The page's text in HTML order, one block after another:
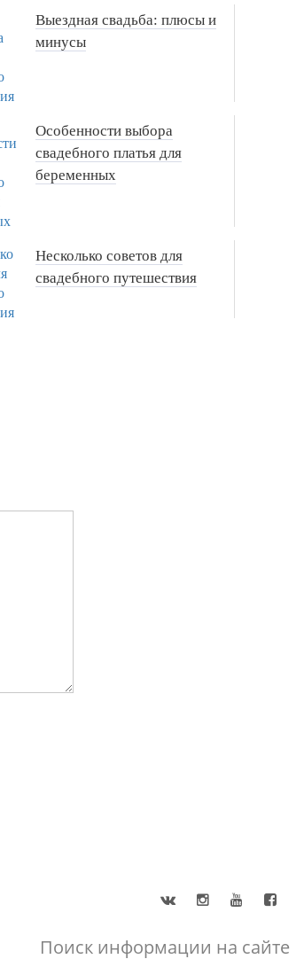
Выездная свадьба: плюсы и
минусы
Особенности выбора
свадебного платья для
беременных
Несколько советов для
свадебного путешествия